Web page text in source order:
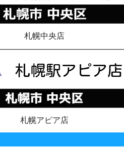
札幌中央店
札幌アピア店